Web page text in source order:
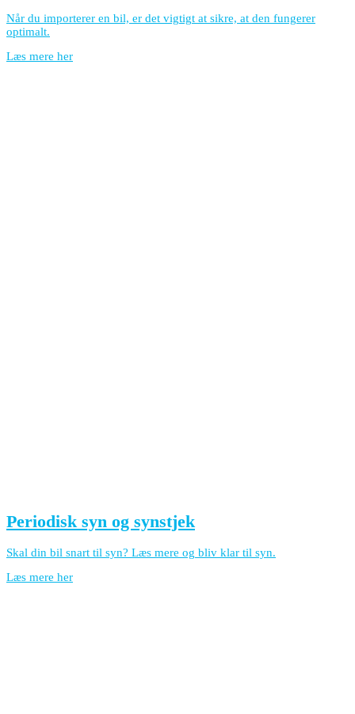
Når du importerer en bil, er det vigtigt at sikre, at den fungerer
optimalt.
Læs mere her
Periodisk syn og synstjek
Skal din bil snart til syn? Læs mere og bliv klar til syn.
Læs mere her